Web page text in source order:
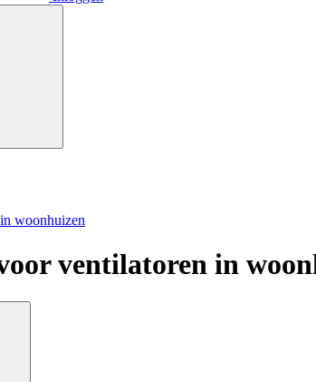
woonhuizen
ventilatoren in